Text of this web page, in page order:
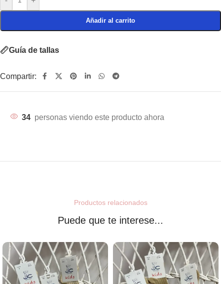
Añadir al carrito
Guía de tallas
Compartir:
34 personas viendo este producto ahora
Productos relacionados
Puede que te interese...